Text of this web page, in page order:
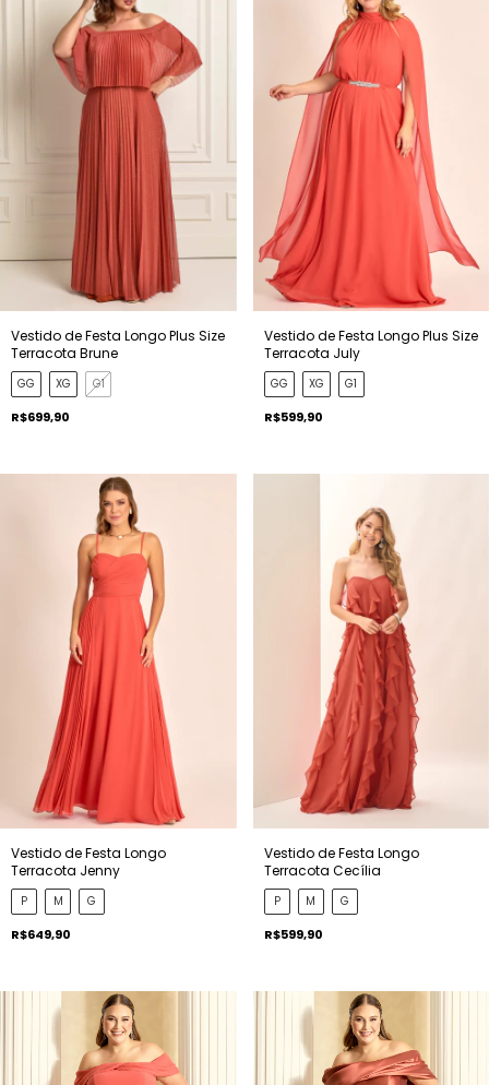
Vestido de Festa Longo Plus Size
Terracota Brune
GG XG G1
R$699,90
Vestido de Festa Longo Plus Size
Terracota July
GG XG G1
R$599,90
Vestido de Festa Longo
Terracota Jenny
P M G
R$649,90
Vestido de Festa Longo
Terracota Cecília
P M G
R$599,90